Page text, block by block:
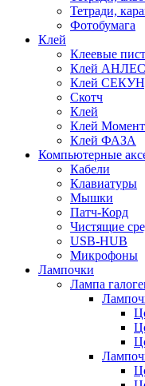
Тетради,
Фотобумага
Клей
Клеевые
Клей АНЛЕС
Клей
Скотч
Клей
Клей Момент
Клей ФАЗА
Компьютерные
Кабели
Клавиатуры
Мышки
Патч-Корд
Чистящие
USB-HUB
Микрофоны
Лампочки
Лампа